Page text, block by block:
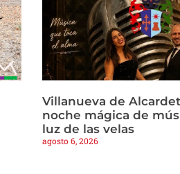
Villanueva de
noche mágica de
luz de las velas
agosto 6, 2026